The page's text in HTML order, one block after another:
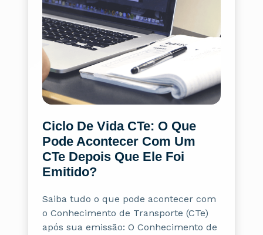
Ciclo De Vida CTe: O Que
Pode Acontecer Com Um
CTe Depois Que Ele Foi
Emitido?
Saiba tudo o que pode acontecer com
o Conhecimento de Transporte (CTe)
após sua emissão: O Conhecimento de